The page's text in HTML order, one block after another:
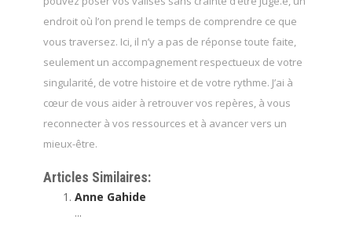
endroit où l’on prend le temps de comprendre ce que
vous traversez. Ici, il n’y a pas de réponse toute faite,
seulement un accompagnement respectueux de votre
singularité, de votre histoire et de votre rythme. J’ai à
cœur de vous aider à retrouver vos repères, à vous
reconnecter à vos ressources et à avancer vers un
mieux-être.
Articles Similaires:
Anne Gahide
...